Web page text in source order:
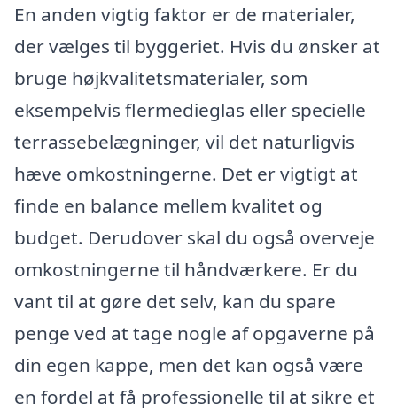
En anden vigtig faktor er de materialer,
der vælges til byggeriet. Hvis du ønsker at
bruge højkvalitetsmaterialer, som
eksempelvis flermedieglas eller specielle
terrassebelægninger, vil det naturligvis
hæve omkostningerne. Det er vigtigt at
finde en balance mellem kvalitet og
budget. Derudover skal du også overveje
omkostningerne til håndværkere. Er du
vant til at gøre det selv, kan du spare
penge ved at tage nogle af opgaverne på
din egen kappe, men det kan også være
en fordel at få professionelle til at sikre et